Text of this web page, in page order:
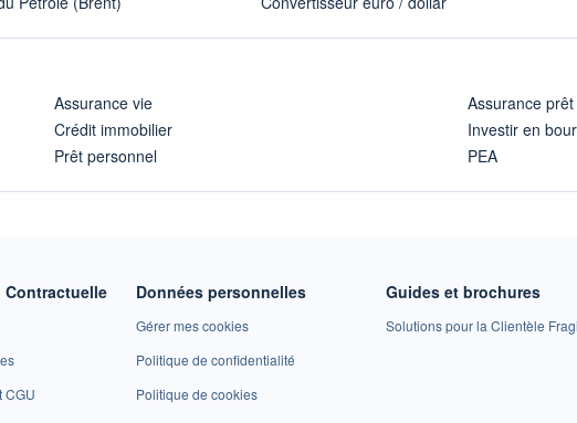
Assurance vie
Crédit immobilier
Prêt personnel
Assurance
Investir en
PEA
Contractuelle
CGU
Données personnelles
Gérer mes cookies
Politique de confidentialité
Politique de cookies
Guides et brochures
Solutions pour la Clientèle